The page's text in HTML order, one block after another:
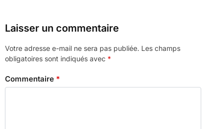
Laisser un commentaire
Votre adresse e-mail ne sera pas publiée. Les champs
obligatoires sont indiqués avec *
Commentaire *